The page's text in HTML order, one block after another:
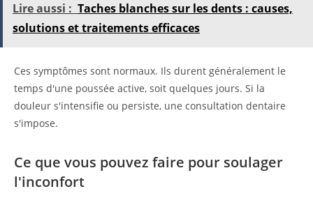
Lire aussi : Taches blanches sur les dents : causes,
solutions et traitements efficaces
Ces symptômes sont normaux. Ils durent généralement le
temps d'une poussée active, soit quelques jours. Si la
douleur s'intensifie ou persiste, une consultation dentaire
s'impose.
Ce que vous pouvez faire pour soulager
l'inconfort